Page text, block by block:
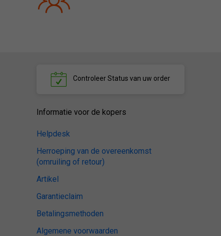
ControleerStatus van uw order
Informatie voor de kopers
Helpdesk
Herroeping van de overeenkomst
(omruiling of retour)
Artikel
Garantieclaim
Betalingsmethoden
Algemene voorwaarden